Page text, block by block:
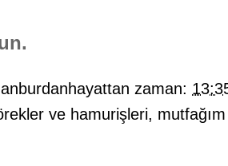
zaman:
ve hamurişleri, mutfağım